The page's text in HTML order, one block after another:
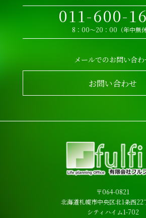
011-600-
8：00～20：00（年中無休
メールでのお問い合わ
お問い合わせ
〒064-0821
北海道札幌市中央区北1条西22
シティハイム1-702